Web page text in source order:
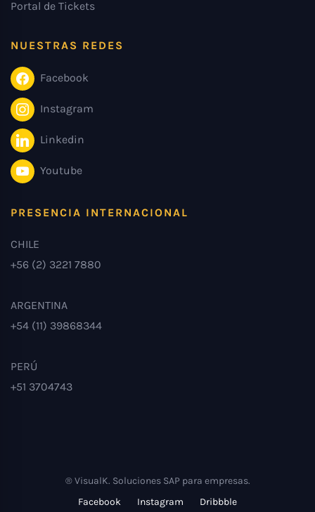
Portal de Tickets
NUESTRAS REDES
Facebook
Instagram
Linkedin
Youtube
PRESENCIA INTERNACIONAL
CHILE
+56 (2) 3221 7880
ARGENTINA
+54 (11) 39868344
PERÚ
+51 3704743
® VisualK. Soluciones SAP para empresas.
Facebook
Instagram Dribbble